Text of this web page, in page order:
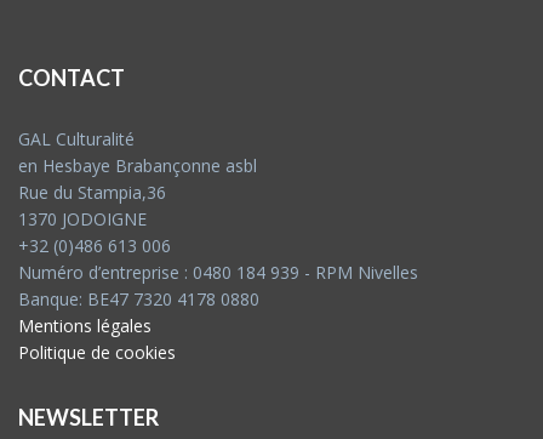
CONTACT
GAL Culturalité
en Hesbaye Brabançonne asbl
Rue du Stampia,36
1370 JODOIGNE
+32 (0)486 613 006
Numéro d’entreprise : 0480 184 939 - RPM Nivelles
Banque: BE47 7320 4178 0880
Mentions légales
Politique de cookies
NEWSLETTER